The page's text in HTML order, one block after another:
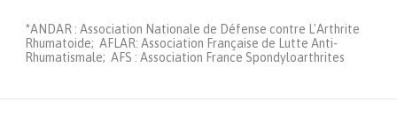
*ANDAR : Association Nationale de Défense contre L'Arthrite
Rhumatoide; AFLAR: Association Française de Lutte Anti-
Rhumatismale; AFS : Association France Spondyloarthrites